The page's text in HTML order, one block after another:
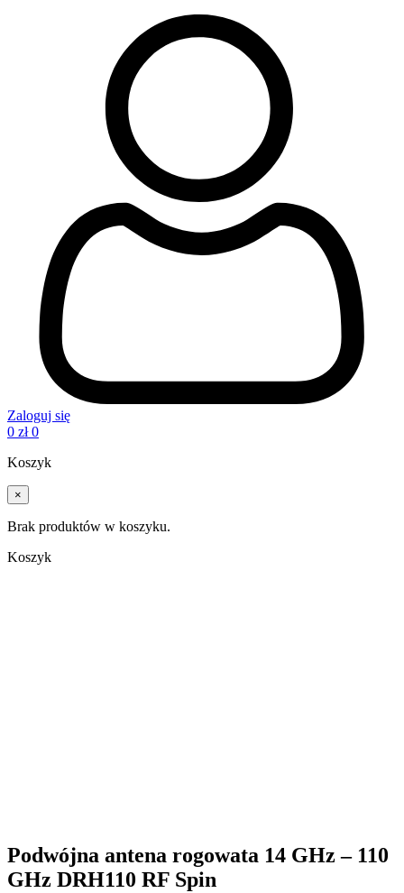
Zaloguj się
0 zł 0
Koszyk
×
Brak produktów w koszyku.
Koszyk
Podwójna antena rogowata 14 GHz – 110
GHz DRH110 RF Spin